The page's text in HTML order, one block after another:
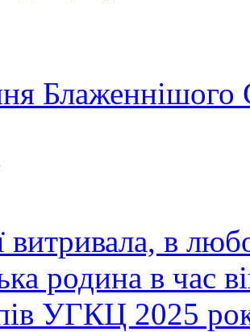
Блаженнішого
витривала, в
родина в час
УГКЦ 2025